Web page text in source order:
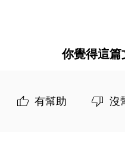
你覺得這篇
有幫助 沒